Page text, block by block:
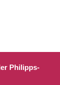
Philipps-